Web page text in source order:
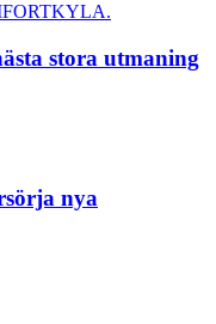
stora utmaning
nya